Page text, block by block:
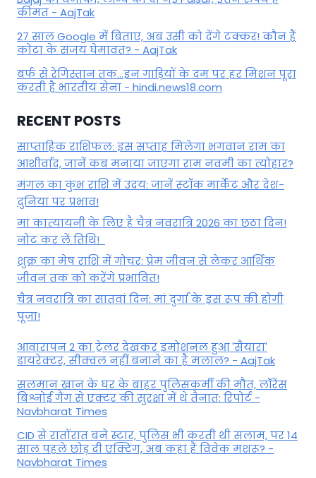
कीमत - AajTak
27 साल Google में बिताए, अब उसी को देंगे टक्कर! कौन हैं
कोटा के संजय घेमावत? - AajTak
बर्फ से रेगिस्तान तक...इन गाड़ियों के दम पर हर मिशन पूरा
करती है भारतीय सेना - hindi.news18.com
RECENT POSTS
साप्ताहिक राशिफल: इस सप्ताह मिलेगा भगवान राम का
आशीर्वाद, जानें कब मनाया जाएगा राम नवमी का त्योहार?
मंगल का कुंभ राशि में उदय: जानें स्‍टॉक मार्केट और देश-
दुनिया पर प्रभाव!
मां कात्‍यायनी के लिए है चैत्र नवरात्रि 2026 का छठा दिन!
नोट कर लें तिथि!
शुक्र का मेष राशि में गोचर: प्रेम जीवन से लेकर आर्थिक
जीवन तक को करेंगे प्रभावित!
चैत्र नवरात्रि का सातवां दिन: मां दुर्गा के इस रूप की होगी
पूजा!
आवारापन 2 का ट्रेलर देखकर इमोशनल हुआ 'सैयारा'
डायरेक्टर, सीक्वल नहीं बनाने का है मलाल? - AajTak
सलमान खान के घर के बाहर पुलिसकर्मी की मौत, लॉरेंस
बिश्नोई गैंग से एक्टर की सुरक्षा में थे तैनात: रिपोर्ट -
Navbharat Times
CID से रातोंरात बने स्टार, पुलिस भी करती थी सलाम, पर 14
साल पहले छोड़ दी एक्टिंग, अब कहां हैं विवेक मशरू? -
Navbharat Times